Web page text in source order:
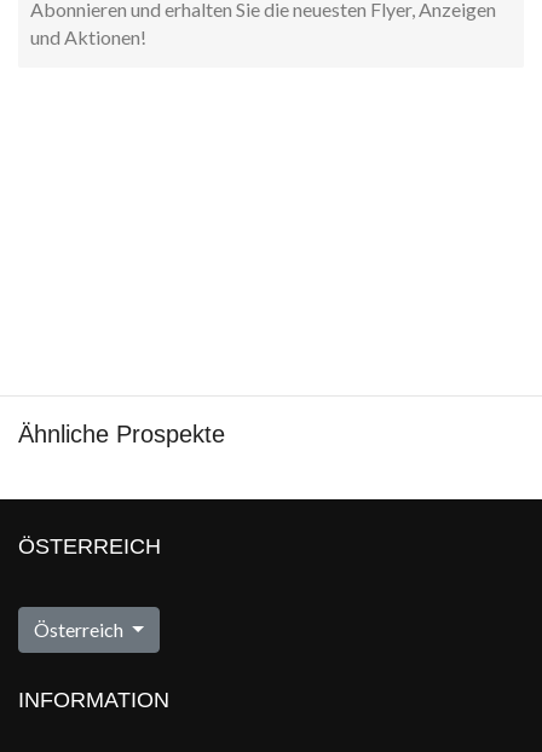
Abonnieren und erhalten Sie die neuesten Flyer, Anzeigen
und Aktionen!
Ähnliche Prospekte
ÖSTERREICH
Österreich
INFORMATION